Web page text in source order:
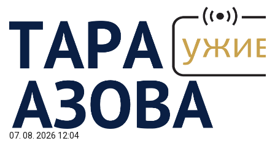
07. 08. 2026 12:04